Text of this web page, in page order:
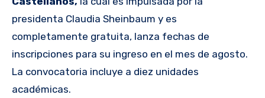
presidenta Claudia Sheinbaum y es
completamente gratuita, lanza fechas de
inscripciones para su ingreso en el mes de agosto.
La convocatoria incluye a diez unidades
académicas.